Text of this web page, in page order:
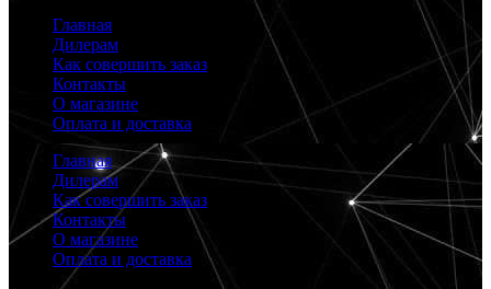
Главная
Дилерам
Как совершить заказ
Контакты
О магазине
Оплата и доставка
Главная
Дилерам
Как совершить заказ
Контакты
О магазине
Оплата и доставка